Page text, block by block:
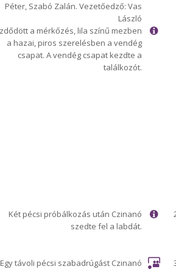
Péter, Szabó Zalán. Vezetőedző: Vas
László
a mérkőzés, lila színű mezben
a hazai, piros szerelésben a vendég
csapat. A vendég csapat kezdte a
találkozót.
Két pécsi próbálkozás után Czinanó
szedte fel a labdát.
Egy távoli pécsi szabadrúgást Czinanó